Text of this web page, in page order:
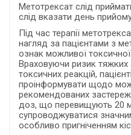
Метотрексат слід
слід вказати день
Під час терапії
нагляд за пацієнтами з
ознак можливої токсичної
Враховуючи ризик тяжких
токсичних реакцій,
проінформувати щодо
рекомендованих
доз, що перевищують 20
супроводжуватися
особливо пригніченням